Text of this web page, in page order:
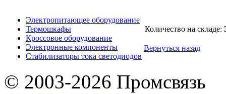
Электропитающее оборудование
Термошкафы
Кроссовое оборудование
Электронные компоненты
Стабилизаторы тока светодиодов
Количество на складе:
Вернуться назад
© 2003-2026 Промсвязь